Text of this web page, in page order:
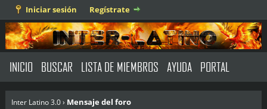
Iniciar sesión Regístrate
INICIO BUSCAR LISTA DE MIEMBROS AYUDA PORTAL
Inter Latino 3.0› Mensaje del foro